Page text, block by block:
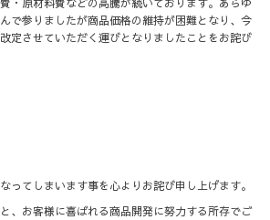
で参りましたが商品価格の維持が困難となり、今
定させていただく運びとなりましたことをお詫び
ってしまいます事を心よりお詫び申し上げます。
、お客様に喜ばれる商品開発に努力する所存でご